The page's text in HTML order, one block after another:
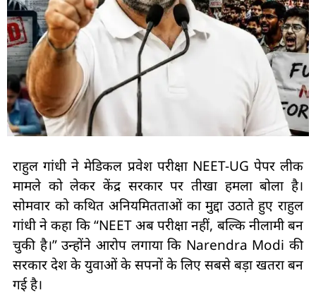
राहुल गांधी ने मेडिकल प्रवेश परीक्षा NEET-UG पेपर लीक
मामले को लेकर केंद्र सरकार पर तीखा हमला बोला है।
सोमवार को कथित अनियमितताओं का मुद्दा उठाते हुए राहुल
गांधी ने कहा कि “NEET अब परीक्षा नहीं, बल्कि नीलामी बन
चुकी है।” उन्होंने आरोप लगाया कि Narendra Modi की
सरकार देश के युवाओं के सपनों के लिए सबसे बड़ा खतरा बन
गई है।